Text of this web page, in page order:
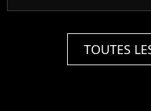
TOUTES